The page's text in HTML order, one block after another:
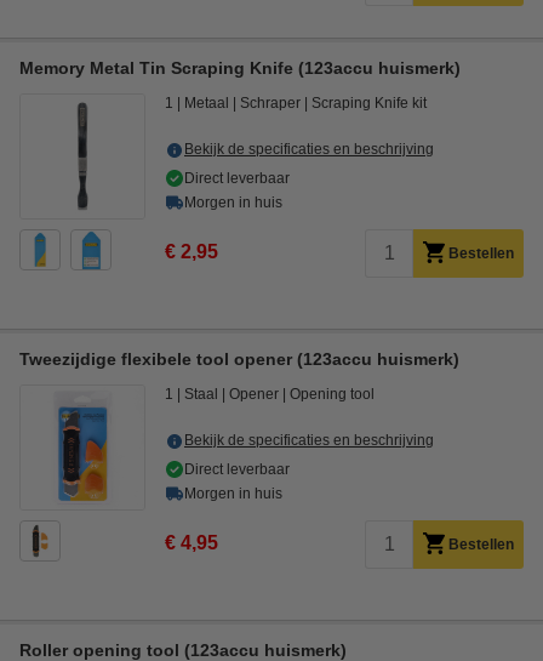
Memory Metal Tin Scraping Knife (123accu huismerk)
1 Metaal Schraper Scraping Knife kit
Bekijk de specificaties en beschrijving
Direct leverbaar
Morgen in huis
€ 2,95 Bestellen
Tweezijdige flexibele tool opener (123accu huismerk)
1 Staal Opener Opening tool
Bekijk de specificaties en beschrijving
Direct leverbaar
Morgen in huis
€ 4,95 Bestellen
Roller opening tool (123accu huismerk)